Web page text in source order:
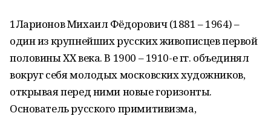
1Ларионов Михаил Фёдорович (1881 – 1964) –
один из крупнейших русских живописцев первой
половины ХХ века. В 1900 – 1910-е гг. объединял
вокруг себя молодых московских художников,
открывая перед ними новые горизонты.
Основатель русского примитивизма,